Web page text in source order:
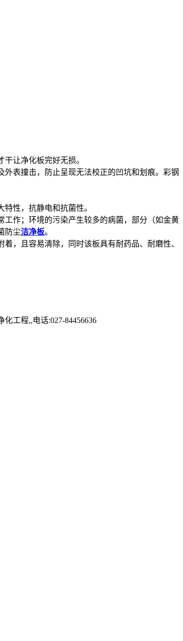
让净化板完好无损。
表撞击，防止呈现无法校正的凹坑和划痕。彩钢
性，抗静电和抗菌性。
作；环境的污染产生较多的病菌，部分（如金黄
防尘洁净板。
，且容易清除，同时该板具有耐药品、耐磨性、
工程,,电话:027-84456636